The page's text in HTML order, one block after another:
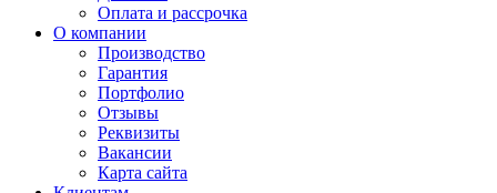
Оплата и рассрочка
О компании
Производство
Гарантия
Портфолио
Отзывы
Реквизиты
Вакансии
Карта сайта